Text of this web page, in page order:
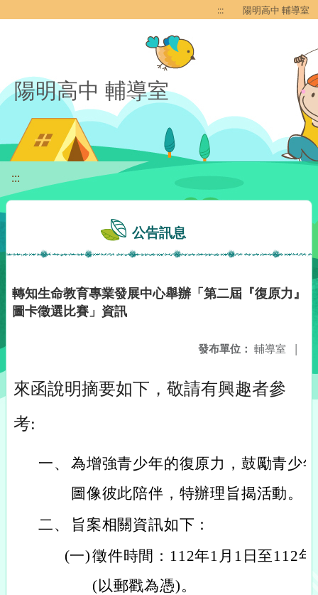
::: 陽明高中 輔導室
陽明高中 輔導室
:::
公告訊息
轉知生命教育專業發展中心舉辦「第二屆『復原力』
圖卡徵選比賽」資訊
發布單位： 輔導室 |
來函說明摘要如下，敬請有興趣者參
考:
一、 為增強青少年的復原力，鼓勵青少
圖像彼此陪伴，特辦理旨揭活動。
二、
旨案相關資訊如下：
(一)徵件時間：112年1月1日至112
(以郵戳為憑)。